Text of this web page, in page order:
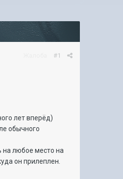
#1
лет вперёд)
обычного
на любое место на
он прилеплен.